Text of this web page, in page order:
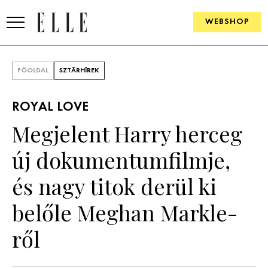
WEBSHOP
SZÉPSÉG
KULTÚRA
PSZICHÉ
ÉLETMÓD
FŐOLDAL SZTÁRHÍREK
ROYAL LOVE
Megjelent Harry herceg
új dokumentumfilmje,
és nagy titok derül ki
belőle Meghan Markle-
ről